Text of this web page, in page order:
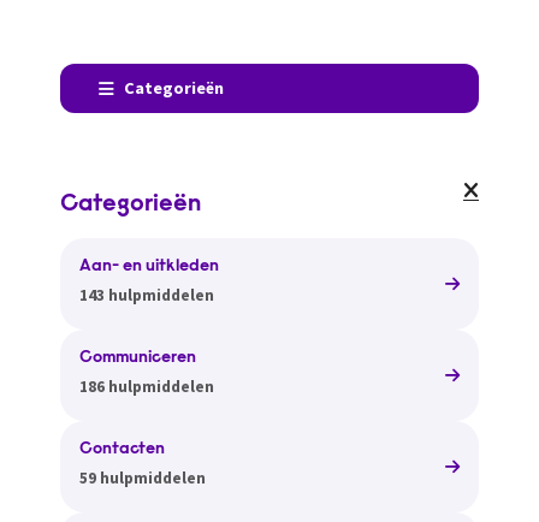
Categorieën
Categorieën
Aan- en uitkleden
143 hulpmiddelen
Communiceren
186 hulpmiddelen
Contacten
59 hulpmiddelen